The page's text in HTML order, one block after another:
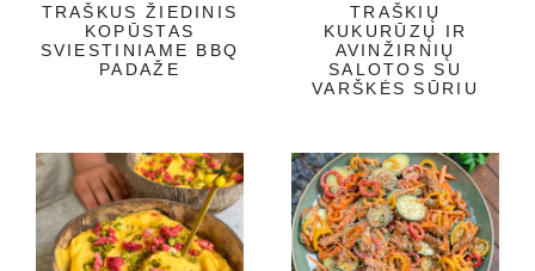
TRAŠKUS ŽIEDINIS
KOPŪSTAS
SVIESTINIAME BBQ
PADAŽE
TRAŠKIŲ
KUKURŪZŲ IR
AVINŽIRNIŲ
SALOTOS SU
VARŠKĖS SŪRIU